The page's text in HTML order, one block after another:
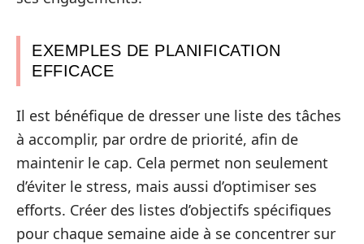
EXEMPLES DE PLANIFICATION
EFFICACE
Il est bénéfique de dresser une liste des tâches
à accomplir, par ordre de priorité, afin de
maintenir le cap. Cela permet non seulement
d’éviter le stress, mais aussi d’optimiser ses
efforts. Créer des listes d’objectifs spécifiques
pour chaque semaine aide à se concentrer sur